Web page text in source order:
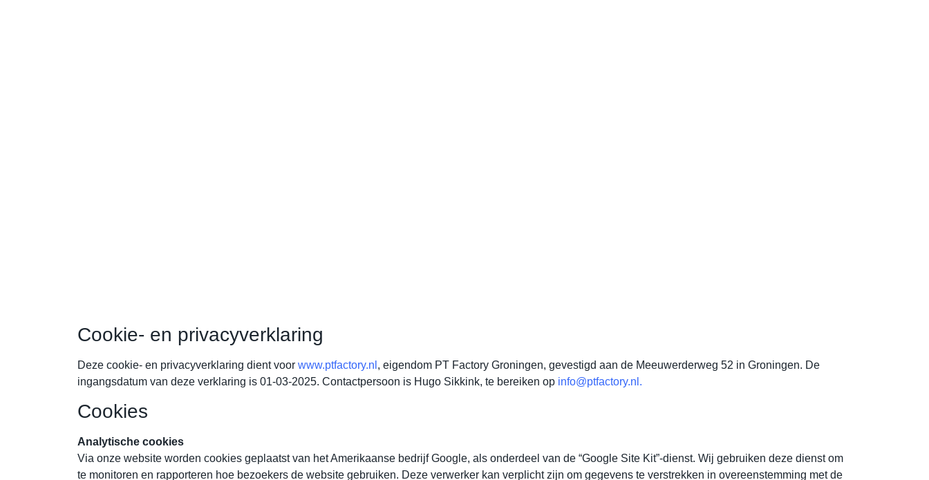
Cookie- en privacyverklaring
Deze cookie- en privacyverklaring dient voor www.ptfactory.nl , eigendom PT Factory Groningen, gevestigd aan de Meeuwerderweg 52 in Groningen. De
ingangsdatum van deze verklaring is 01-03-2025. Contactpersoon is Hugo Sikkink, te bereiken op info@ptfactory.nl.
Cookies
Analytische cookies
Via onze website worden cookies geplaatst van het Amerikaanse bedrijf Google, als onderdeel van de “Google Site Kit”-dienst. Wij gebruiken deze dienst om
te monitoren en rapporteren hoe bezoekers de website gebruiken. Deze verwerker kan verplicht zijn om gegevens te verstrekken in overeenstemming met de